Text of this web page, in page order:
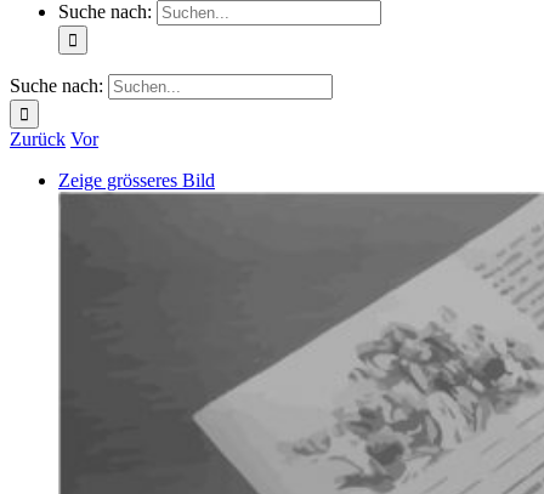
Suche nach:
Suche nach:
Zurück Vor
Zeige grösseres Bild